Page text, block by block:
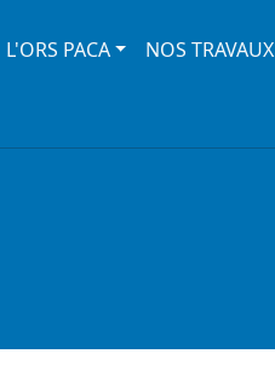
L'ORS PACA NOS TRAVAUX